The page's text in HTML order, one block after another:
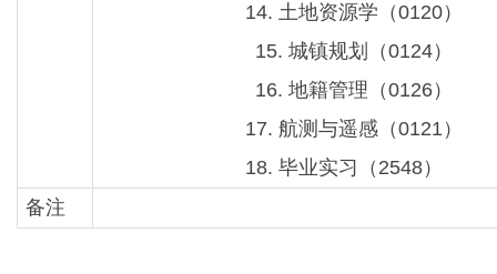
14. 土地资源学（0120）
15. 城镇规划（0124）
16. 地籍管理（0126）
17. 航测与遥感（0121）
18. 毕业实习（2548）
备注